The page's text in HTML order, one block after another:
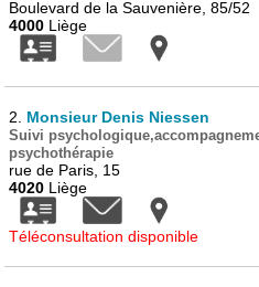
Boulevard de la Sauvenière, 85/52
4000 Liège
2. Monsieur Denis Niessen
Suivi
psychothérapie
rue de Paris, 15
4020 Liège
Téléconsultation disponible